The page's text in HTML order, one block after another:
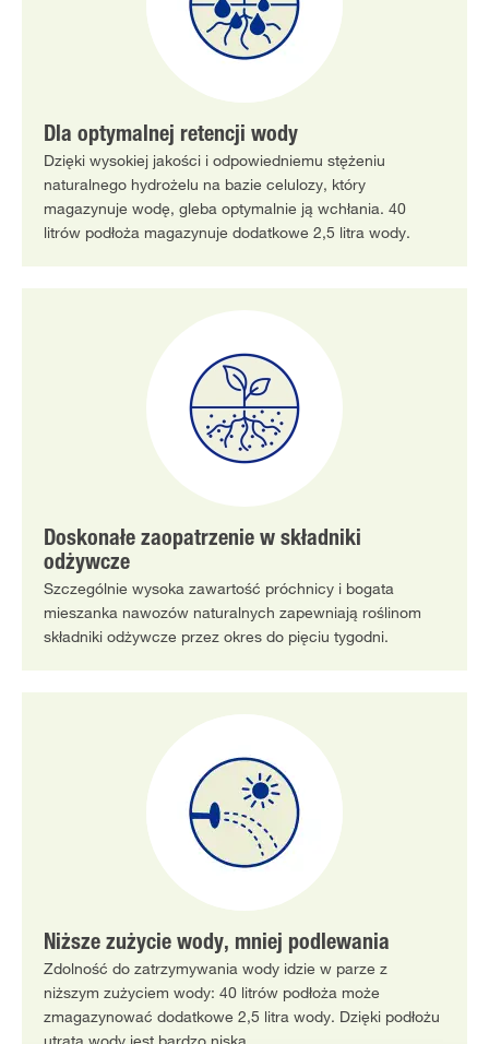
Dla optymalnej retencji wody
Dzięki wysokiej jakości i odpowiedniemu stężeniu
naturalnego hydrożelu na bazie celulozy, który
magazynuje wodę, gleba optymalnie ją wchłania. 40
litrów podłoża magazynuje dodatkowe 2,5 litra wody.
Doskonałe zaopatrzenie w składniki
odżywcze
Szczególnie wysoka zawartość próchnicy i bogata
mieszanka nawozów naturalnych zapewniają roślinom
składniki odżywcze przez okres do pięciu tygodni.
Niższe zużycie wody, mniej podlewania
Zdolność do zatrzymywania wody idzie w parze z
niższym zużyciem wody: 40 litrów podłoża może
zmagazynować dodatkowe 2,5 litra wody. Dzięki podłożu